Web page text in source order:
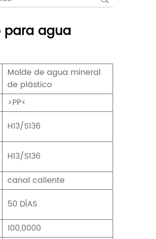
para agua
Molde de agua mineral
de plástico
>PP<
H13/S136
H13/S136
canal caliente
50 DÍAS
100,0000